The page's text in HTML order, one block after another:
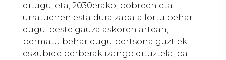
ditugu, eta, 2030erako, pobreen eta
urratuenen estaldura zabala lortu behar
dugu; beste gauza askoren artean,
bermatu behar dugu pertsona guztiek
eskubide berberak izango dituztela, bai